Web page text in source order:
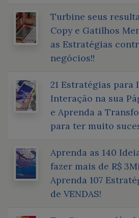
Turbine seus
Copy e Gatilhos
as Estratégias
negócios!!
21 Estratégias para
Interação na sua
e Aprenda a
para ter muito
Aprenda as 140
fazer mais de R$
Aprenda 107
de VENDAS!